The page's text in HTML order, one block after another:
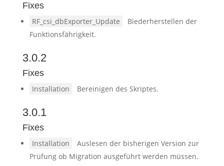
Fixes
RF_csi_dbExporter_Update
Biederherstellen der
Funktionsfährigkeit.
3.0.2
Fixes
Installation Bereinigen des Skriptes.
3.0.1
Fixes
Installation
Auslesen der bisherigen Version zur
Prüfung ob Migration ausgeführt werden müssen.